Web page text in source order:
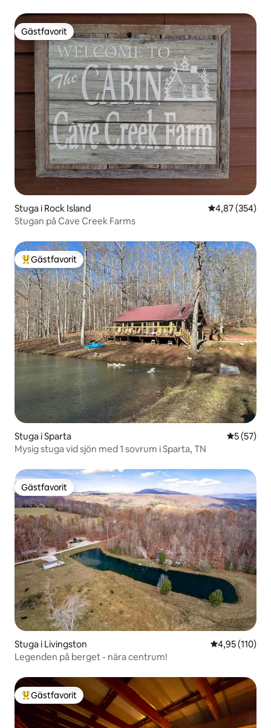
Gästfavorit
Gästfavorit
Stuga i Rock Island 4,87 av 5 i
4,87 (354)
Stugan på Cave Creek Farms
Populär gästfavorit
Gästfavorit
Stuga i Sparta 5 av 5 i
5 (57)
Mysig stuga vid sjön med 1 sovrum i Sparta, TN
Gästfavorit
Gästfavorit
Stuga i Livingston 4,95 av 5 i
4,95 (110)
Legenden på berget - nära centrum!
Populär gästfavorit
Gästfavorit